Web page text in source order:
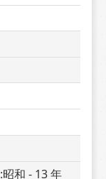
和 - 13 年